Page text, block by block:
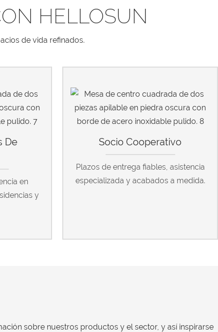
HELLOSUN
de vida refinados.
De
en
y
Socio Cooperativo
Plazos de entrega fiables, asistencia
especializada y acabados a medida.
sobre nuestros productos y el sector, y así inspirarse